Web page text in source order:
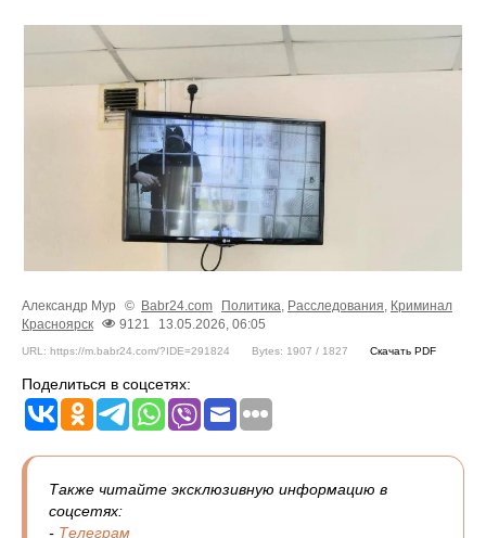
Александр Мур © Babr24.com Политика Расследования Криминал
Красноярск
9121 13.05.2026, 06:05
URL: https://m.babr24.com/?IDE=291824 Bytes: 1907 / 1827 Скачать PDF
Поделиться в соцсетях:
Также читайте эксклюзивную информацию в
соцсетях:
- Телеграм